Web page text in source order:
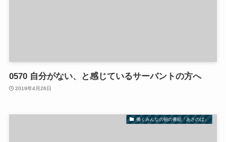
0570 自分がない、と感じているサーバントの方へ
2019年4月26日
働くみんなの朝の番組「あさのば」